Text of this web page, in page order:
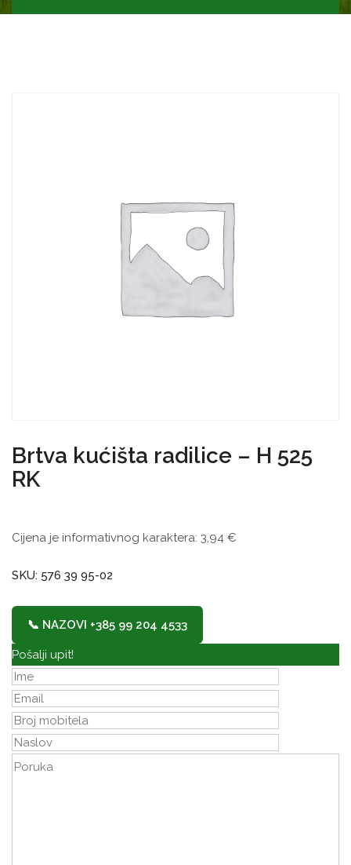
Brtva kućišta radilice – H 525
RK
Cijena je informativnog karaktera: 3,94 €
SKU: 576 39 95-02
📞 NAZOVI +385 99 204 4533
Pošalji upit!